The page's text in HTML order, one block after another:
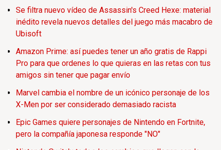
Se filtra nuevo vídeo de Assassin's Creed Hexe: material
inédito revela nuevos detalles del juego más macabro de
Ubisoft
Amazon Prime: así puedes tener un año gratis de Rappi
Pro para que ordenes lo que quieras en las retas con tus
amigos sin tener que pagar envío
Marvel cambia el nombre de un icónico personaje de los
X-Men por ser considerado demasiado racista
Epic Games quiere personajes de Nintendo en Fortnite,
pero la compañía japonesa responde "NO"